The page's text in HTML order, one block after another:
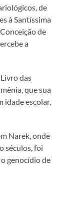
de
à Santíssima
de
a
das
que sua
idade escolar,
Narek, onde
séculos, foi
genocídio de